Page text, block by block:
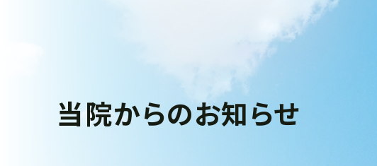
当院からのお知らせ